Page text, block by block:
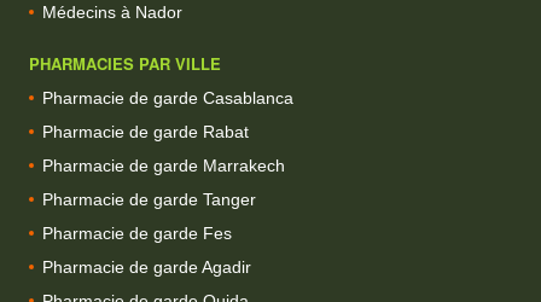
Médecins à Nador
PHARMACIES PAR VILLE
Pharmacie de garde Casablanca
Pharmacie de garde Rabat
Pharmacie de garde Marrakech
Pharmacie de garde Tanger
Pharmacie de garde Fes
Pharmacie de garde Agadir